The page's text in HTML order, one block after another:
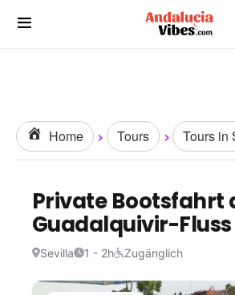
Home Tours Tours in
Private Bootsfahrt
Guadalquivir-Fluss
Sevilla 1 - 2h Zugänglich